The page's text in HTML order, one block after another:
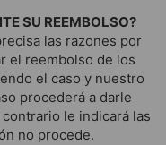
SU REEMBOLSO?
las razones por
el reembolso de los
el caso y nuestro
procederá a darle
le indicará las
no procede.